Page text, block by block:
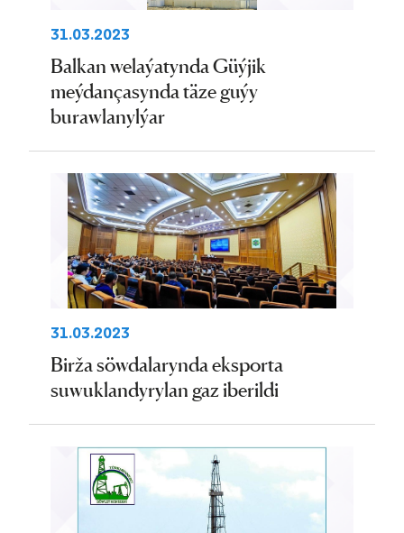
31.03.2023
Balkan welaýatynda Güýjik
meýdançasynda täze guýy
burawlanylýar
31.03.2023
Birža söwdalarynda eksporta
suwuklandyrylan gaz iberildi